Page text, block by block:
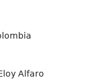
Alfaro